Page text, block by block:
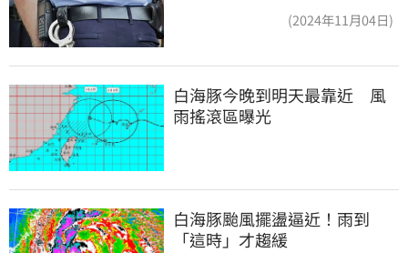
(2024年11月04日)
白海豚今晚到明天最靠近　風
雨搖滾區曝光
白海豚颱風擺盪逼近！雨到
「這時」才趨緩